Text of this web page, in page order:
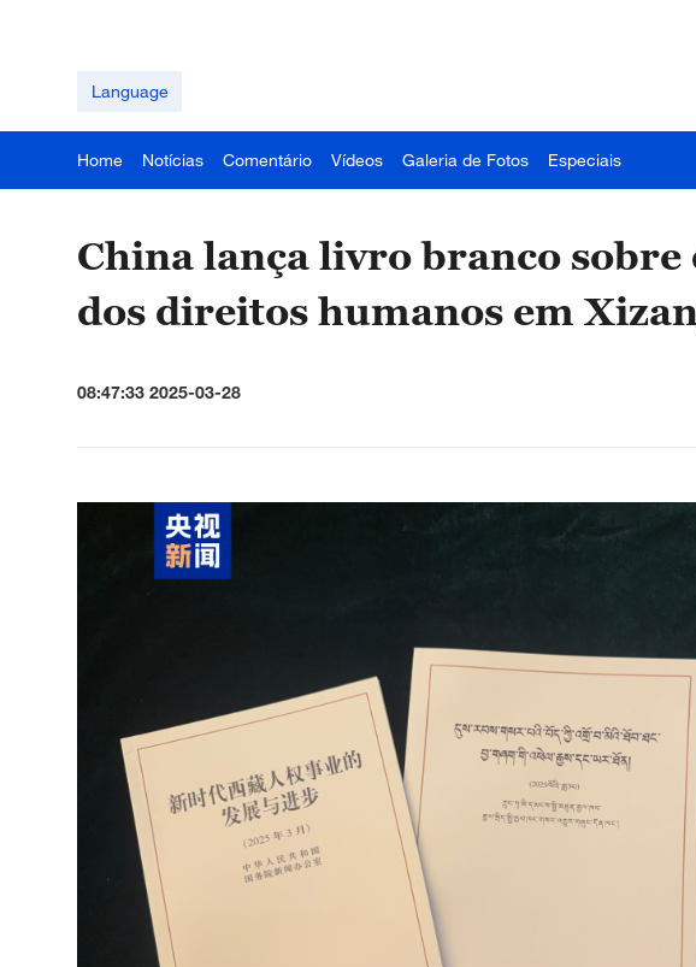
Language
Home Notícias Comentário Vídeos Galeria de Fotos Especiais
China lança livro branco
dos direitos humanos em
08:47:33 2025-03-28